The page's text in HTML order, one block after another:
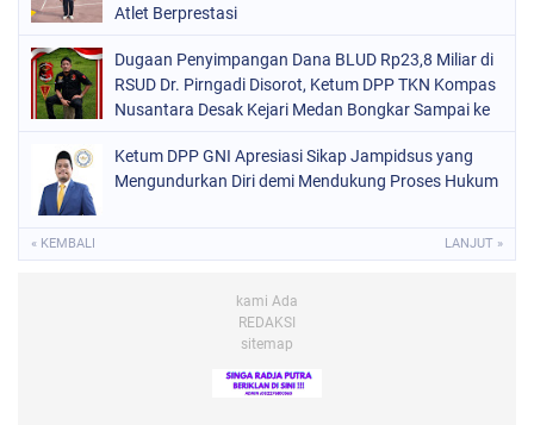
Atlet Berprestasi
Dugaan Penyimpangan Dana BLUD Rp23,8 Miliar di
RSUD Dr. Pirngadi Disorot, Ketum DPP TKN Kompas
Nusantara Desak Kejari Medan Bongkar Sampai ke
Ketum DPP GNI Apresiasi Sikap Jampidsus yang
Mengundurkan Diri demi Mendukung Proses Hukum
« KEMBALI LANJUT »
kami Ada
REDAKSI
sitemap